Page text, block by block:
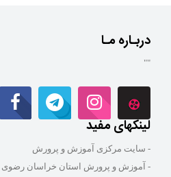
دربـاره مـا
""
لینکهای مفید
- سایت مرکزی آموزش و پرورش
- آموزش و پرورش استان خراسان رضوی